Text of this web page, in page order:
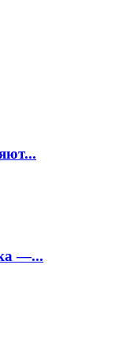
—...